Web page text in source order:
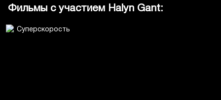
Фильмы с участием Halyn Gant: